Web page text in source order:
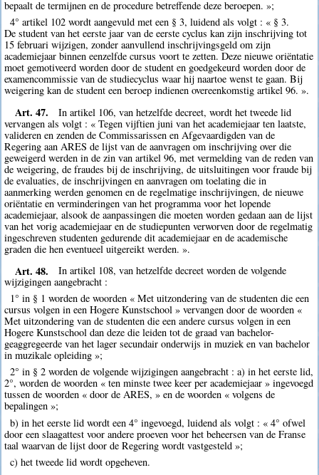
bepaalt de termijnen en de procedure betreffende deze beroepen. »;
4° artikel 102 wordt aangevuld met een § 3, luidend als volgt : « § 3.
De student van het eerste jaar van de eerste cyclus kan zijn inschrijving tot
15 februari wijzigen, zonder aanvullend inschrijvingsgeld om zijn
academiejaar binnen eenzelfde cursus voort te zetten. Deze nieuwe oriëntatie
moet gemotiveerd worden door de student en goedgekeurd worden door de
examencommissie van de studiecyclus waar hij naartoe wenst te gaan. Bij
weigering kan de student een beroep indienen overeenkomstig artikel 96. ».
Art. 47.
In artikel 106, van hetzelfde decreet, wordt het tweede lid
vervangen als volgt : « Tegen vijftien juni van het academiejaar ten laatste,
valideren en zenden de Commissarissen en Afgevaardigden van de
Regering aan ARES de lijst van de aanvragen om inschrijving over die
geweigerd werden in de zin van artikel 96, met vermelding van de reden van
de weigering, de fraudes bij de inschrijving, de uitsluitingen voor fraude bij
de evaluaties, de inschrijvingen en aanvragen om toelating die in
aanmerking werden genomen en de regelmatige inschrijvingen, de nieuwe
oriëntatie en verminderingen van het programma voor het lopende
academiejaar, alsook de aanpassingen die moeten worden gedaan aan de lijst
van het vorig academiejaar en de studiepunten verworven door de regelmatig
ingeschreven studenten gedurende dit academiejaar en de academische
graden die hen eventueel uitgereikt werden. ».
Art. 48.
In artikel 108, van hetzelfde decreet worden de volgende
wijzigingen aangebracht :
1° in § 1 worden de woorden « Met uitzondering van de studenten die een
cursus volgen in een Hogere Kunstschool » vervangen door de woorden «
Met uitzondering van de studenten die een andere cursus volgen in een
Hogere Kunstschool dan deze die leiden tot de graad van bachelor-
geaggregeerde van het lager secundair onderwijs in muziek en van bachelor
in muzikale opleiding »;
2° in § 2 worden de volgende wijzigingen aangebracht : a) in het eerste lid,
2°, worden de woorden « ten minste twee keer per academiejaar » ingevoegd
tussen de woorden « door de ARES, » en de woorden « volgens de
bepalingen »;
b) in het eerste lid wordt een 4° ingevoegd, luidend als volgt : « 4° ofwel
door een slaagattest voor andere proeven voor het beheersen van de Franse
taal waarvan de lijst door de Regering wordt vastgesteld »;
c) het tweede lid wordt opgeheven.